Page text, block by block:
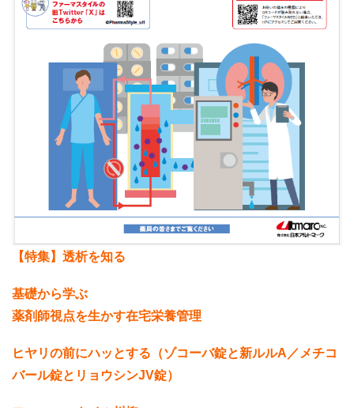
【特集】透析を知る
基礎から学ぶ
薬剤師視点を生かす在宅栄養管理
ヒヤリの前にハッとする（ゾコーバ錠と新ルルA／メチコ
バール錠とリョウシンJV錠）